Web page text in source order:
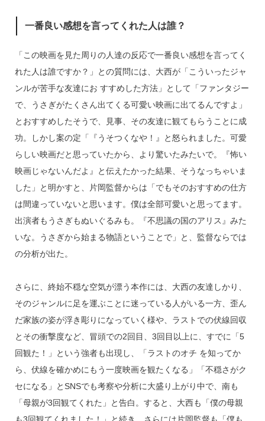
一番良い感想を言ってくれた人は誰？
「この映画を見た周りの人達の反応で一番良い感想を言ってく
れた人は誰ですか？」との質問には、大西が「こういったジャ
ンルが苦手な友達にお すすめした方法」として「ファンタジー
で、うさぎがたくさん出てくる可愛い映画に出てるんですよ」
とおすすめしたそうで、見事、その友達に観てもらうことに成
功。しかし案の定「『うそつくなや！』と怒られました。可愛
らしい映画だと思っていたから、より驚いたみたいで。『怖い
映画じゃないんだよ』と伝えたかった結果、そうなっちゃいま
した」と明かすと、片岡監督からは「でもそのおすすめの仕方
は間違っていないと思います。僕は全部可愛いと思ってます。
出演者もうさぎもぬいぐるみも。『不思議の国のアリス』みた
いな。うさぎから始まる物語ということで」と、監督ならでは
の分析が出た。
さらに、終始不穏な空気が漂う本作には、大西の友達しかり、
そのジャンルに足を運ぶことに迷っている人がいる一方、歪ん
だ家族の姿が浮き彫りになっていく様や、ラストでの伏線回収
とその衝撃度など、冒頭での2回目、3回目以上に、すでに「5
回観た！」という強者も出現し、「ラストのオチ を知ってか
ら、伏線を確かめにもう一度映画を観たくなる」「不穏さがク
セになる」とSNSでも考察や分析に大盛り上がり中で、南も
「母親が3回観てくれた」と告白。すると、大西も「僕の母親